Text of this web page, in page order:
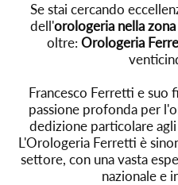
Se stai cercando
dell'orologeria nella zona
oltre: Orologeria
Francesco Ferretti e suo
passione profonda per
dedizione particolare
L'Orologeria Ferretti è
settore, con una vasta
nazionale e